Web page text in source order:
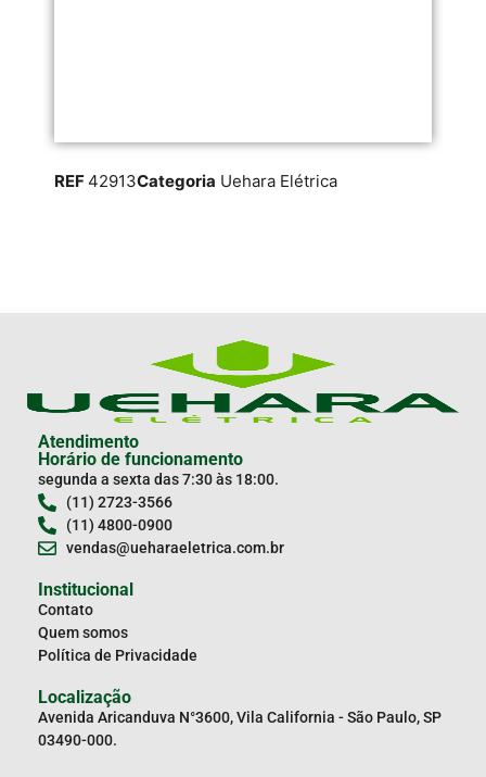
REF42913Categoria Uehara Elétrica
Atendimento
Horário de funcionamento
segunda a sexta das 7:30 às 18:00.
(11) 2723-3566
(11) 4800-0900
vendas@ueharaeletrica.com.br
Institucional
Contato
Quem somos
Política de Privacidade
Localização
Avenida Aricanduva N°3600, Vila California - São Paulo, SP
03490-000.